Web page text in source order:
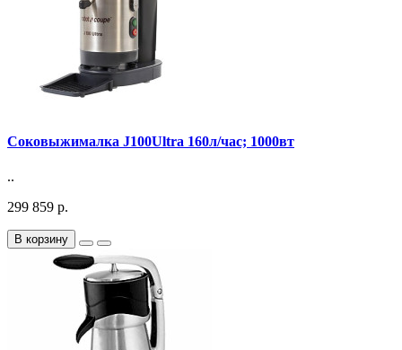
Соковыжималка J100Ultra 160л/час; 1000вт
..
299 859 р.
В корзину